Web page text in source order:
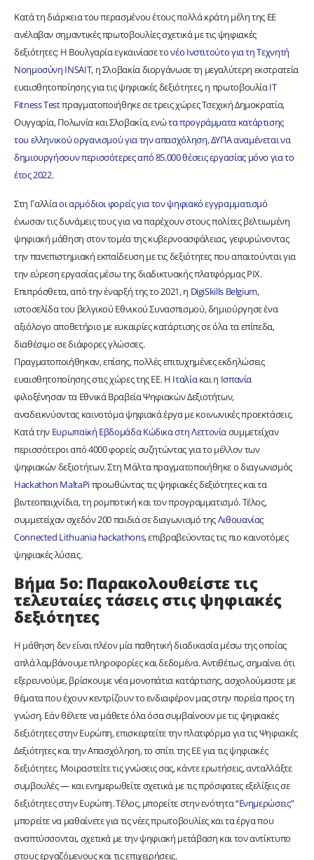
Κατά τη διάρκεια του περασμένου έτους πολλά κράτη μέλη της ΕΕ
ανέλαβαν σημαντικές πρωτοβουλίες σχετικά με τις ψηφιακές
δεξιότητες: Η Βουλγαρία εγκαινίασε τονέο Ινστιτούτο για τη Τεχνητή
Νοημοσύνη INSAIT,η Σλοβακία διοργάνωσε τη μεγαλύτερη εκστρατεία
ευαισθητοποίησης για τις ψηφιακές δεξιότητες, η πρωτοβουλίαIT
Fitness Testπραγματοποιήθηκε σε τρεις χώρες Τσεχική Δημοκρατία,
Ουγγαρία, Πολωνία και Σλοβακία, ενώτα προγράμματα κατάρτισης
του ελληνικού οργανισμού για την απασχόληση, ΔΥΠΑ αναμένεται να
δημιουργήσουν περισσότερες από 85.000 θέσεις εργασίας μόνο για το
έτος 2022.
Στη Γαλλίαοι αρμόδιοι φορείς για τον ψηφιακό εγγραμματισμό
ένωσαν τις δυνάμεις τους για να παρέχουν στους πολίτες βελτιωμένη
ψηφιακή μάθηση στον τομέα της κυβερνοασφάλειας, γεφυρώνοντας
την πανεπιστημιακή εκπαίδευση με τις δεξιότητες που απαιτούνται για
την εύρεση εργασίας μέσω της διαδικτυακής πλατφόρμας PIX.
Επιπρόσθετα, από την έναρξή της το 2021, η DigiSkills Belgium,
ιστοσελίδα του βελγικού Εθνικού Συνασπισμού, δημιούργησε ένα
αξιόλογο αποθετήριο με ευκαιρίες κατάρτισης σε όλα τα επίπεδα,
διαθέσιμο σε διάφορες γλώσσες.
Πραγματοποιήθηκαν, επίσης, πολλές επιτυχημένες εκδηλώσεις
ευαισθητοποίησης στις χώρες της ΕΕ. Η Ιταλίακαι η Ισπανία
φιλοξένησαν τα Εθνικά Βραβεία Ψηφιακών Δεξιοτήτων,
αναδεικνύοντας καινοτόμα ψηφιακά έργα με κοινωνικές προεκτάσεις.
Κατά την Ευρωπαϊκή Εβδομάδα Κώδικα στη Λεττονίασυμμετείχαν
περισσότεροι από 4000 φορείς συζητώντας για το μέλλον των
ψηφιακών δεξιοτήτων. Στη Μάλτα πραγματοποιήθηκε ο διαγωνισμός
Hackathon MaltaPiπροωθώντας τις ψηφιακές δεξιότητες και τα
βιντεοπαιχνίδια, τη ρομποτική και τον προγραμματισμό. Τέλος,
συμμετείχαν σχεδόν 200 παιδιά σε διαγωνισμό τηςΛιθουανίας
Connected Lithuania hackathons, επιβραβεύοντας τις πιο καινοτόμες
ψηφιακές λύσεις.
Βήμα 5ο: Παρακολουθείστε τις
τελευταίες τάσεις στις ψηφιακές
δεξιότητες
Η μάθηση δεν είναι πλέον μία παθητική διαδικασία μέσω της οποίας
απλά λαμβάνουμε πληροφορίες και δεδομένα. Αντιθέτως, σημαίνει ότι
εξερευνούμε, βρίσκουμε νέα μονοπάτια κατάρτισης, ασχολούμαστε με
θέματα που έχουν κεντρίζουν το ενδιαφέρον μας στην πορεία προς τη
γνώση. Εάν θέλετε να μάθετε όλα όσα συμβαίνουν με τις ψηφιακές
δεξιότητες στην Ευρώπη, επισκεφτείτε την πλατφόρμα για τις Ψηφιακές
Δεξιότητες και την Απασχόληση, το σπίτι της ΕΕ για τις ψηφιακές
δεξιότητες. Μοιραστείτε τις γνώσεις σας, κάντε ερωτήσεις, ανταλλάξτε
συμβουλές — και ενημερωθείτε σχετικά με τις πρόσφατες εξελίξεις σε
δεξιότητες στην Ευρώπη. Τέλος, μπορείτε στην ενότητα“Ενημερώσεις”
μπορείτε να μαθαίνετε για τις νέες πρωτοβουλίες και τα έργα που
αναπτύσσονται, σχετικά με την ψηφιακή μετάβαση και τον αντίκτυπο
στους εργαζόμενους και τις επιχειρήσεις.